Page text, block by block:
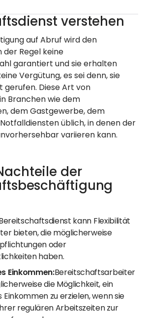
verstehen
auf Abruf wird den
Regel keine
garantiert und sie erhalten
Vergütung, es sei denn, sie
gerufen. Diese Art von
Branchen wie dem
dem Gastgewerbe, dem
üblich, in denen der
variieren kann.
der
kann Flexibilität
bieten, die möglicherweise
oder
haben.
Einkommen:Bereitschaftsarbeiter
die Möglichkeit, ein
Einkommen zu erzielen, wenn sie
regulären Arbeitszeiten zur